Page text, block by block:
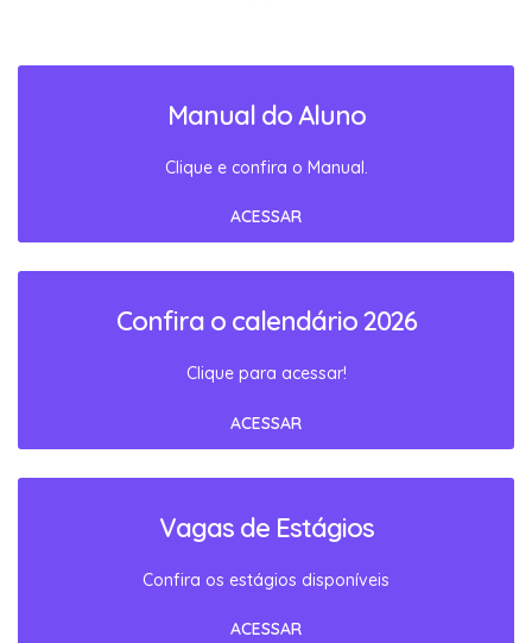
Manual do Aluno
Clique e confira o Manual.
ACESSAR
Confira o calendário 2026
Clique para acessar!
ACESSAR
Vagas de Estágios
Confira os estágios disponíveis
ACESSAR